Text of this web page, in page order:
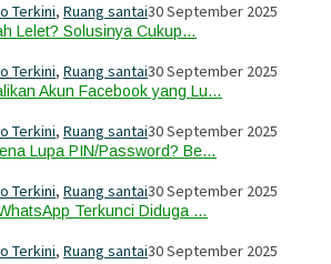
Terkini, Ruang santai30 September 2025
Lelet? Solusinya Cukup…
Terkini, Ruang santai30 September 2025
Akun Facebook yang Lu…
Terkini, Ruang santai30 September 2025
Lupa PIN/Password? Be…
Terkini, Ruang santai30 September 2025
Terkunci Diduga …
Terkini, Ruang santai30 September 2025